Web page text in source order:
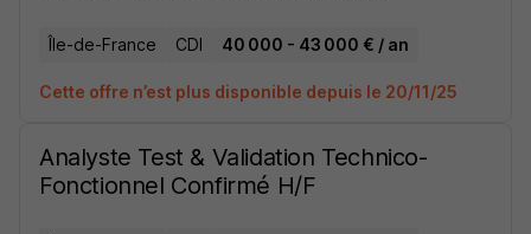
Île-de-France CDI 40 000 - 43 000 € / an
Cette offre n’est plus disponible depuis le 20/11/25
Analyste Test & Validation Technico-
Fonctionnel Confirmé H/F